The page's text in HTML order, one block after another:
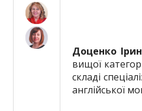
Доценко
вищої
складі
англійської